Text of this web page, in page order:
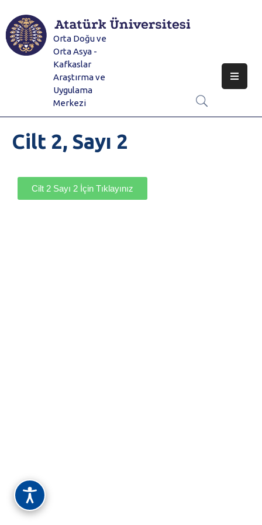
Orta Doğu ve
Orta Asya -
Kafkaslar
Araştırma ve
Uygulama
Merkezi
Hakkımızda
Spesifik Çalışma Alanları
Galeri
Cilt 2, Sayı 2
Cilt 2 Sayı 2 İçin Tıklayınız